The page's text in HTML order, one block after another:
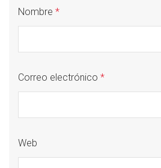
Nombre *
Correo electrónico *
Web